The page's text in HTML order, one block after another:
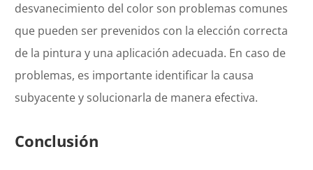
desvanecimiento del color son problemas comunes
que pueden ser prevenidos con la elección correcta
de la pintura y una aplicación adecuada. En caso de
problemas, es importante identificar la causa
subyacente y solucionarla de manera efectiva.
Conclusión